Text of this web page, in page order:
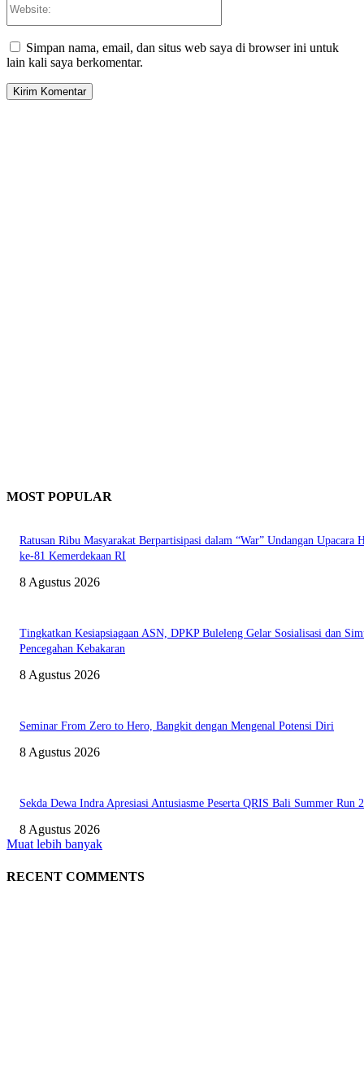
Simpan nama, email, dan situs web saya di browser ini untuk
lain kali saya berkomentar.
MOST POPULAR
Ratusan Ribu Masyarakat Berpartisipasi dalam “War” Undangan Upacara
ke-81 Kemerdekaan RI
8 Agustus 2026
Tingkatkan Kesiapsiagaan ASN, DPKP Buleleng Gelar Sosialisasi dan
Pencegahan Kebakaran
8 Agustus 2026
Seminar From Zero to Hero, Bangkit dengan Mengenal Potensi Diri
8 Agustus 2026
Sekda Dewa Indra Apresiasi Antusiasme Peserta QRIS Bali Summer Run
8 Agustus 2026
Muat lebih banyak
RECENT COMMENTS